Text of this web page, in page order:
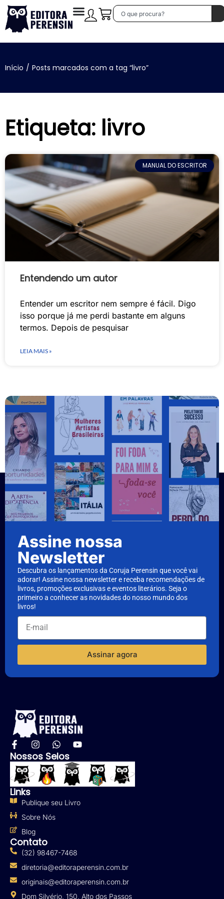
Início / Posts marcados com a tag “livro”
Etiqueta: livro
MANUAL DO ESCRITOR
Entendendo um autor
Entender um escritor nem sempre é fácil. Digo
isso porque já me perdi bastante em alguns
termos. Depois de pesquisar
LEIA MAIS »
Assine nossa
Newsletter
Descubra os lançamentos da Coruja Perensin que você vai
adorar! Assine nossa newsletter e receba recomendações de
livros, promoções exclusivas e eventos literários. Seja o
primeiro a conhecer as novidades do nosso mundo dos
livros!
Assinar agora
Nossos Selos
Links
Publique seu Livro
Sobre Nós
Blog
Contato
(32) 98467-7468
diretoria@editoraperensin.com.br
originais@editoraperensin.com.br
Dom Silvério, 150, Alto dos Passos